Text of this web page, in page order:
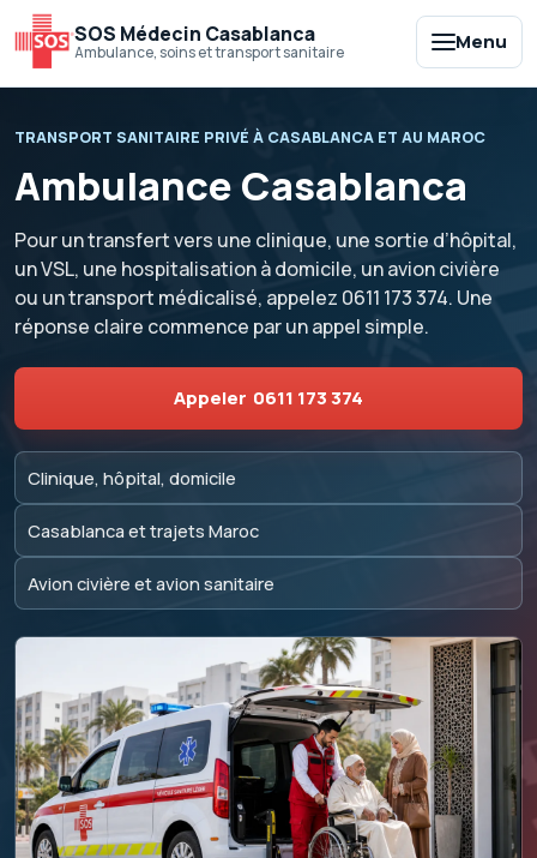
SOS Médecin Casablanca
Ambulance, soins et transport sanitaire Menu
TRANSPORT SANITAIRE PRIVÉ À CASABLANCA ET AU MAROC
Ambulance Casablanca
Pour un transfert vers une clinique, une sortie d’hôpital,
un VSL, une hospitalisation à domicile, un avion civière
ou un transport médicalisé, appelez 0611 173 374. Une
réponse claire commence par un appel simple.
Appeler 0611 173 374
Clinique, hôpital, domicile
Casablanca et trajets Maroc
Avion civière et avion sanitaire